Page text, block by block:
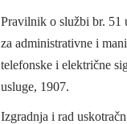
Pravilnik o službi br. 51
za administrativne i
telefonske i električne
usluge, 1907.
Izgradnja i rad